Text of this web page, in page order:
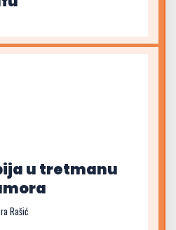
u tretmanu
Rašić